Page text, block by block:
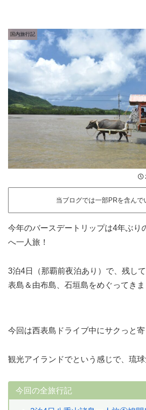
国内旅行記
当ブログでは一部PRを含んで
今年のバースデートリップは4年ぶり
へ一人旅！
3泊4日（那覇前夜泊あり）で、残し
表島＆由布島、石垣島をめぐってきま
今回は西表島ドライブ中にサクっと寄
観光アイランドでという感じで、琉球
今回の全旅行記